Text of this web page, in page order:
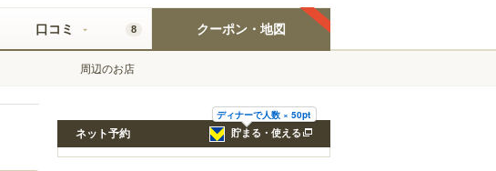
口コミ 8 クーポン・地図
周辺のお店
ディナーで人数 × 50pt
貯まる・使える
ネット予約